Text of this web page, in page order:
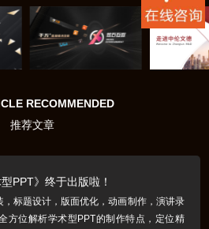
RECOMMENDED
推荐文章
PPT》终于出版啦！
标题设计，版面优化，动画制作，演讲录
方位解析学术型PPT的制作特点，定位精